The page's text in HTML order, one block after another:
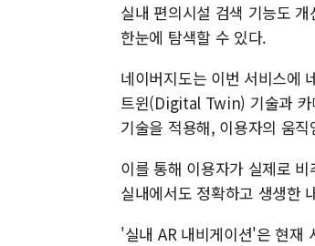
실내 편의시설 검색 기능도
한눈에 탐색할 수 있다.
네이버지도는 이번 서비스에
트윈(Digital Twin) 기술과
기술을 적용해, 이용자의 움
이를 통해 이용자가 실제로
실내에서도 정확하고 생생한
'실내 AR 내비게이션'은 현재